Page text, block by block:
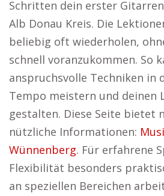
Schritten dein erster
Alb Donau Kreis. Die
beliebig oft wiederholen,
schnell voranzukommen. So
anspruchsvolle Techniken in
Tempo meistern und deinen
gestalten. Diese Seite bietet
nützliche Informationen:
Wünnenberg. Für erfahrene
Flexibilität besonders
an speziellen Bereichen